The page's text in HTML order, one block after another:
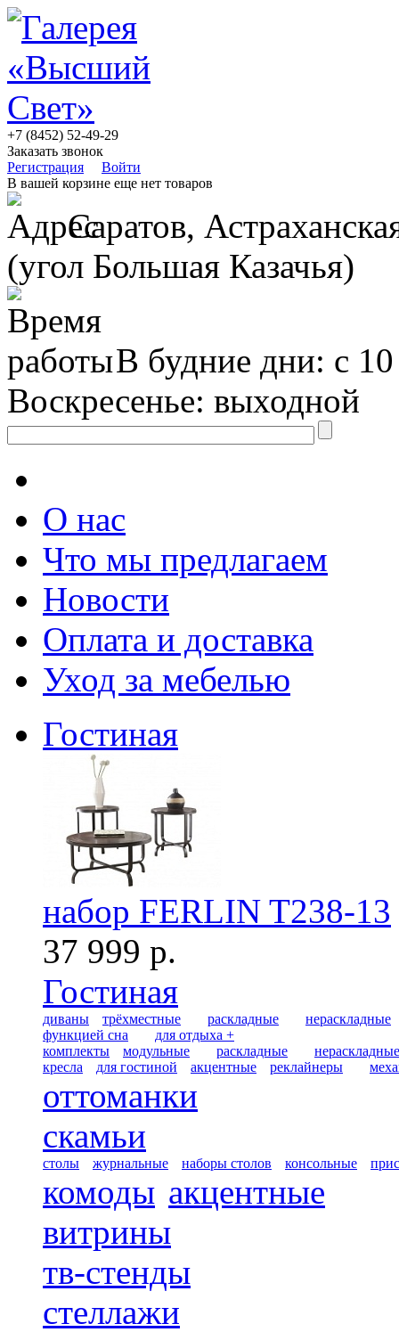
+7 (8452) 52-49-29
Заказать звонок
Регистрация
Войти
В вашей корзине еще нет товаров
Саратов,
(угол Большая Казачья)
В будние дни: с
Воскресенье: выходной
О нас
Что мы предлагаем
Новости
Оплата и доставка
Уход за мебелью
Гостиная
набор FERLIN T238-13
37 999 р.
Гостиная
диваны трёхместные раскладные
нераскладные
функцией сна
для отдыха +
комплекты
модульные раскладные
нераскладные
кресла
для гостиной акцентные реклайнеры
оттоманки
скамьи
столы журнальные наборы столов консольные
комоды акцентные
витрины
тв-стенды
стеллажи